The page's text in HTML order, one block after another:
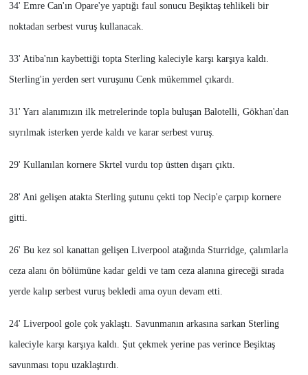
34' Emre Can'ın Opare'ye yaptığı faul sonucu Beşiktaş tehlikeli bir
noktadan serbest vuruş kullanacak.
33' Atiba'nın kaybettiği topta Sterling kaleciyle karşı karşıya kaldı.
Sterling'in yerden sert vuruşunu Cenk mükemmel çıkardı.
31' Yarı alanımızın ilk metrelerinde topla buluşan Balotelli, Gökhan'dan
sıyrılmak isterken yerde kaldı ve karar serbest vuruş.
29' Kullanılan kornere Skrtel vurdu top üstten dışarı çıktı.
28' Ani gelişen atakta Sterling şutunu çekti top Necip'e çarpıp kornere
gitti.
26' Bu kez sol kanattan gelişen Liverpool atağında Sturridge, çalımlarla
ceza alanı ön bölümüne kadar geldi ve tam ceza alanına gireceği sırada
yerde kalıp serbest vuruş bekledi ama oyun devam etti.
24' Liverpool gole çok yaklaştı. Savunmanın arkasına sarkan Sterling
kaleciyle karşı karşıya kaldı. Şut çekmek yerine pas verince Beşiktaş
savunması topu uzaklaştırdı.